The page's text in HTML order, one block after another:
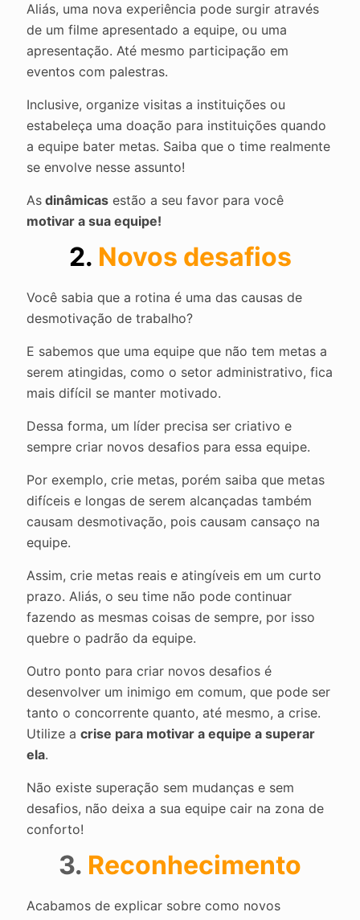
Aliás, uma nova experiência pode surgir através
de um filme apresentado a equipe, ou uma
apresentação. Até mesmo participação em
eventos com palestras.
Inclusive, organize visitas a instituições ou
estabeleça uma doação para instituições quando
a equipe bater metas. Saiba que o time realmente
se envolve nesse assunto!
As dinâmicas estão a seu favor para você
motivar a sua equipe!
2. Novos desafios
Você sabia que a rotina é uma das causas de
desmotivação de trabalho?
E sabemos que uma equipe que não tem metas a
serem atingidas, como o setor administrativo, fica
mais difícil se manter motivado.
Dessa forma, um líder precisa ser criativo e
sempre criar novos desafios para essa equipe.
Por exemplo, crie metas, porém saiba que metas
difíceis e longas de serem alcançadas também
causam desmotivação, pois causam cansaço na
equipe.
Assim, crie metas reais e atingíveis em um curto
prazo. Aliás, o seu time não pode continuar
fazendo as mesmas coisas de sempre, por isso
quebre o padrão da equipe.
Outro ponto para criar novos desafios é
desenvolver um inimigo em comum, que pode ser
tanto o concorrente quanto, até mesmo, a crise.
Utilize a crise para motivar a equipe a superar
ela.
Não existe superação sem mudanças e sem
desafios, não deixa a sua equipe cair na zona de
conforto!
3. Reconhecimento
Acabamos de explicar sobre como novos